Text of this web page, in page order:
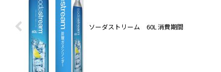
ソーダストリーム 60L 消費期間